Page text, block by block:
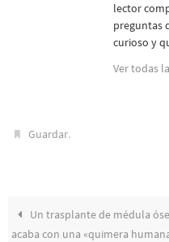
lector
preguntas
curioso y
Ver todas
Guardar.
Un trasplante de médula
acaba con una «quimera